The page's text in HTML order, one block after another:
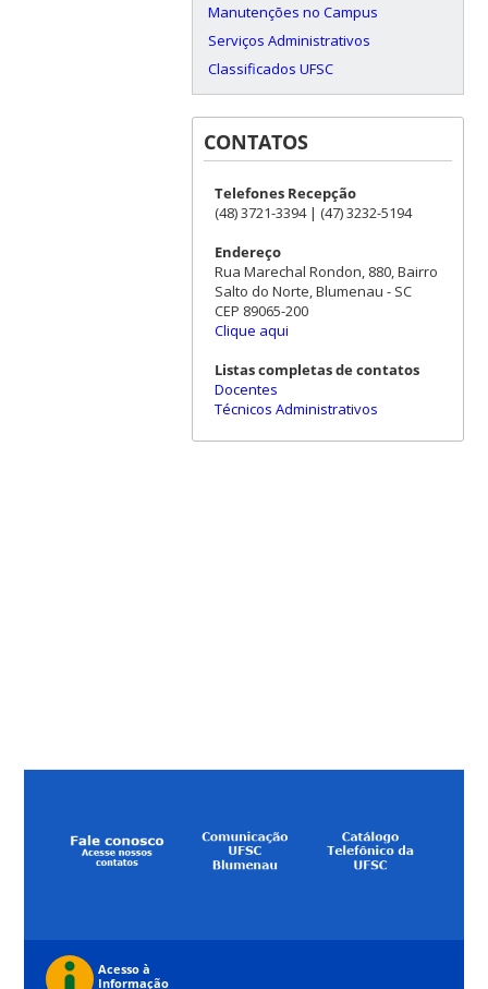
Manutenções no Campus
Serviços Administrativos
Classificados UFSC
CONTATOS
Telefones Recepção
(48) 3721-3394 | (47) 3232-5194
Endereço
Rua Marechal Rondon, 880, Bairro
Salto do Norte, Blumenau - SC
CEP 89065-200
Clique aqui
Listas completas de contatos
Docentes
Técnicos Administrativos